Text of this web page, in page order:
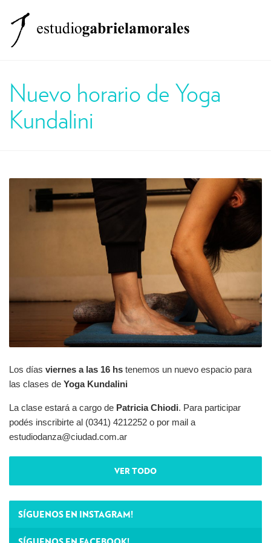
Clases
Otros Servicios
Noticias
Contacto
Nuevo horario de Yoga
Kundalini
Los días viernes a las 16 hs tenemos un nuevo espacio para
las clases de Yoga Kundalini
La clase estará a cargo de Patricia Chiodi. Para participar
podés inscribirte al (0341) 4212252 o por mail a
estudiodanza@ciudad.com.ar
VER TODO
SÍGUENOS EN INSTAGRAM!